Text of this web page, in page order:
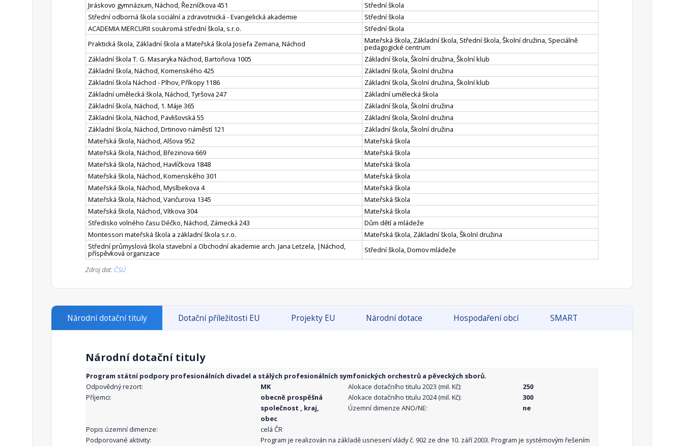
Jiráskovo gymnázium, Náchod, Řezníčkova 451
Střední škola
Střední odborná škola sociální a zdravotnická - Evangelická akademie
Střední škola
ACADEMIA MERCURII soukromá střední škola, s.r.o.
Střední škola
Praktická škola, Základní škola a Mateřská škola Josefa Zemana, Náchod
Mateřská škola, Základní škola, Střední škola, Školní družina, Speciálně
pedagogické centrum
Základní škola T. G. Masaryka Náchod, Bartoňova 1005
Základní škola, Školní družina, Školní klub
Základní škola, Náchod, Komenského 425
Základní škola, Školní družina
Základní škola Náchod - Plhov, Příkopy 1186
Základní škola, Školní družina, Školní klub
Základní umělecká škola, Náchod, Tyršova 247
Základní umělecká škola
Základní škola, Náchod, 1. Máje 365
Základní škola, Školní družina
Základní škola, Náchod, Pavlišovská 55
Základní škola, Školní družina
Základní škola, Náchod, Drtinovo náměstí 121
Základní škola, Školní družina
Mateřská škola, Náchod, Alšova 952
Mateřská škola
Mateřská škola, Náchod, Březinova 669
Mateřská škola
Mateřská škola, Náchod, Havlíčkova 1848
Mateřská škola
Mateřská škola, Náchod, Komenského 301
Mateřská škola
Mateřská škola, Náchod, Myslbekova 4
Mateřská škola
Mateřská škola, Náchod, Vančurova 1345
Mateřská škola
Mateřská škola, Náchod, Vítkova 304
Mateřská škola
Středisko volného času Déčko, Náchod, Zámecká 243
Dům dětí a mládeže
Montessori mateřská škola a základní škola s.r.o.
Mateřská škola, Základní škola, Školní družina
Střední průmyslová škola stavební a Obchodní akademie arch. Jana Letzela, |Náchod,
příspěvková organizace Střední škola, Domov mládeže
Zdroj dat: ČSÚ
Národní dotační tituly Dotační příležitosti EU Projekty EU Národní dotace Hospodaření obcí SMART
Národní dotační tituly
Program státní podpory profesionálních divadel a stálých profesionálních symfonických orchestrů a pěveckých sborů.
Odpovědný rezort:
MK
Příjemci:
obecně prospěšná
společnost , kraj,
obec
Alokace dotačního titulu 2023 (mil. Kč):
250
Alokace dotačního titulu 2024 (mil. Kč):
300
Územní dimenze ANO/NE:
ne
Popis územní dimenze:
celá ČR
Podporované aktivity:
Program je realizován na základě usnesení vlády č. 902 ze dne 10. září 2003. Program je systémovým řešením